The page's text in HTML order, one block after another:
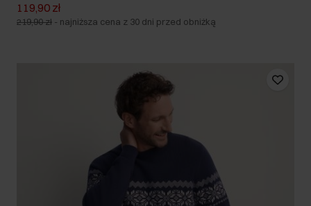
119,90 zł
219,90 zł - najniższa cena z 30 dni przed obniżką